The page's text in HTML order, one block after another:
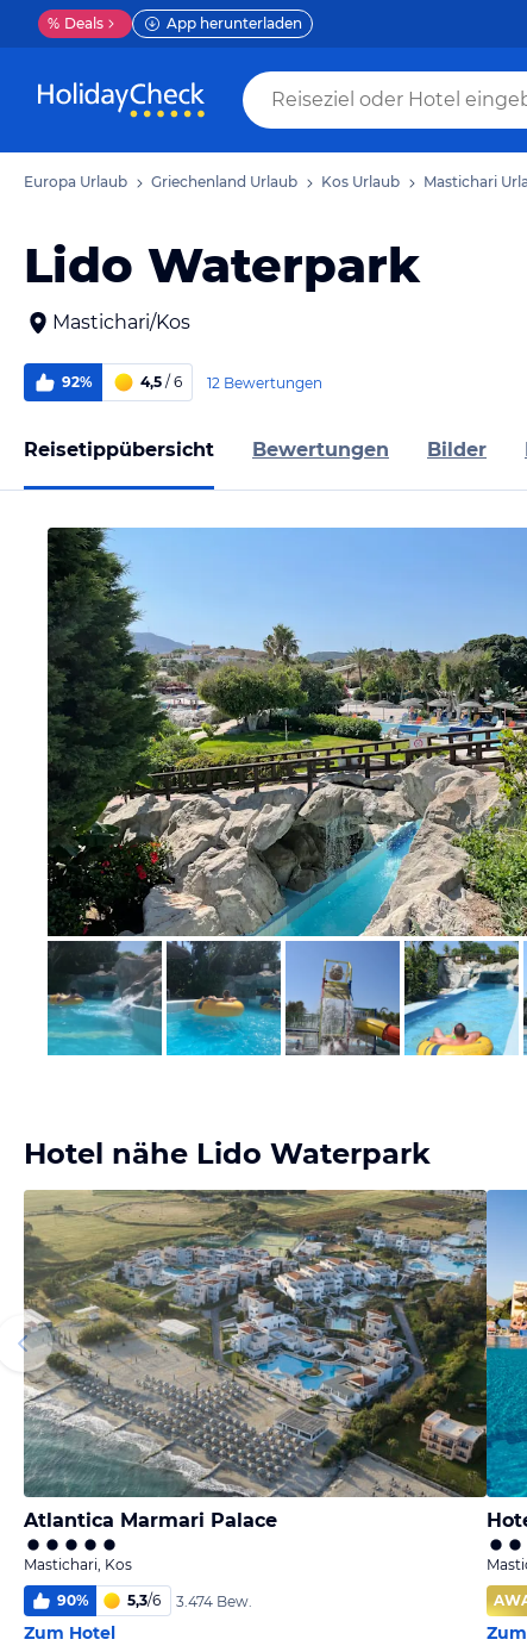
% Deals App herunterladen
Europa Urlaub Griechenland Urlaub Kos Urlaub Mastichari
Lido Waterpark
Mastichari/Kos
92% 4,5 / 6 12 Bewertungen
Reisetippübersicht Bewertungen Bilder
Bild melden
von Marcel
Hotel nähe Lido Waterpark
Atlantica Marmari Palace
Mastichari, Kos
90% 5,3/6 3.474 Bew.
Zum Hotel